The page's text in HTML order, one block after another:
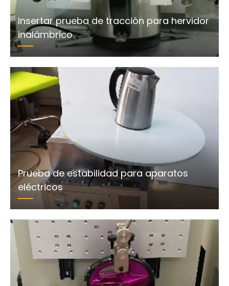
Insertar prueba de tracción para hervidor
inalámbrico
Prueba de estabilidad para aparatos
eléctricos